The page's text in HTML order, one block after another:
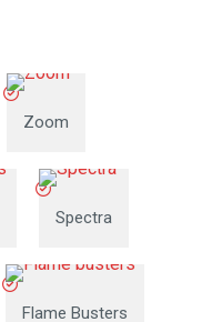
Zoom
Spectra
Flame Busters